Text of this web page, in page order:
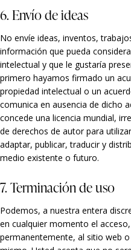
6. Envío de ideas
No envíe ideas, inventos,
información que pueda
intelectual y que le gustaría
primero hayamos firmado un
propiedad intelectual o un
comunica en ausencia de dicho
concede una licencia mundial,
de derechos de autor para
adaptar, publicar, traducir y
medio existente o futuro.
7. Terminación de uso
Podemos, a nuestra entera
en cualquier momento el
permanentemente, al sitio web